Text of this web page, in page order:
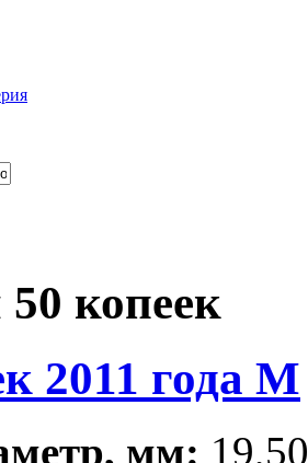
копеек
2011 года М
мм: 19,50